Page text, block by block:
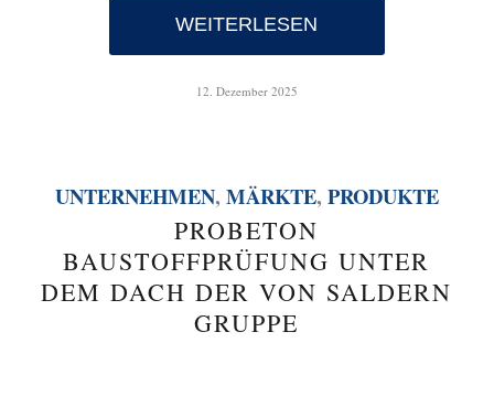
WEITERLESEN
12. Dezember 2025
UNTERNEHMEN, MÄRKTE, PRODUKTE
PROBETON
BAUSTOFFPRÜFUNG UNTER
DEM DACH DER VON SALDERN
GRUPPE